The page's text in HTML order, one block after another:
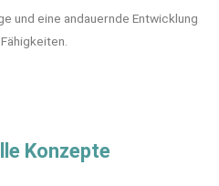
und eine andauernde Entwicklung
Konzepte